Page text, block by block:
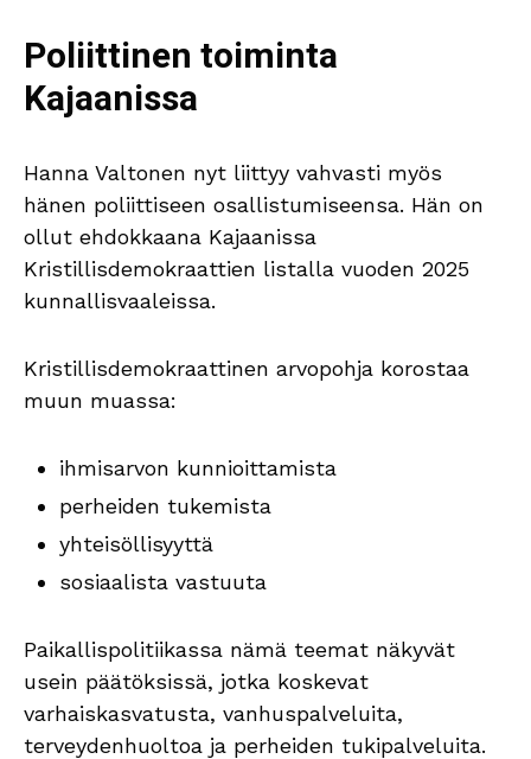
Poliittinen toiminta
Kajaanissa
Hanna Valtonen nyt liittyy vahvasti myös
hänen poliittiseen osallistumiseensa. Hän on
ollut ehdokkaana Kajaanissa
Kristillisdemokraattien listalla vuoden 2025
kunnallisvaaleissa.
Kristillisdemokraattinen arvopohja korostaa
muun muassa:
ihmisarvon kunnioittamista
perheiden tukemista
yhteisöllisyyttä
sosiaalista vastuuta
Paikallispolitiikassa nämä teemat näkyvät
usein päätöksissä, jotka koskevat
varhaiskasvatusta, vanhuspalveluita,
terveydenhuoltoa ja perheiden tukipalveluita.